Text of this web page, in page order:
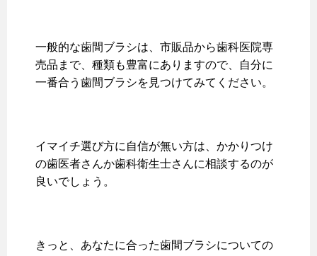
一般的な歯間ブラシは、市販品から歯科医院専
売品まで、種類も豊富にありますので、自分に
一番合う歯間ブラシを見つけてみてください。
イマイチ選び方に自信が無い方は、かかりつけ
の歯医者さんか歯科衛生士さんに相談するのが
良いでしょう。
きっと、あなたに合った歯間ブラシについての